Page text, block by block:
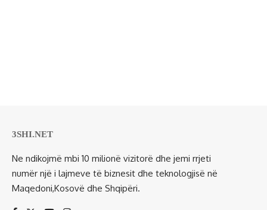
3SHI.NET
Ne ndikojmë mbi 10 milionë vizitorë dhe jemi rrjeti
numër një i lajmeve të biznesit dhe teknologjisë në
Maqedoni,Kosovë dhe Shqipëri.